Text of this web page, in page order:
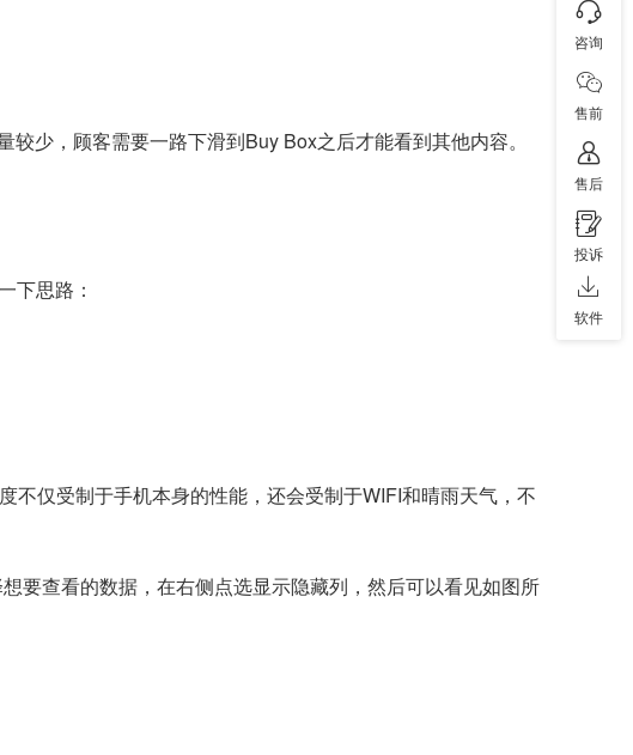
少，顾客需要一路下滑到Buy Box之后才能看到其他内容。
下思路：
仅受制于手机本身的性能，还会受制于WIFI和晴雨天气，不
要查看的数据，在右侧点选显示隐藏列，然后可以看见如图所
咨询
售前
售后
投诉
软件